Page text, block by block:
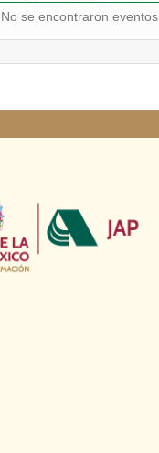
No se encontraron eventos